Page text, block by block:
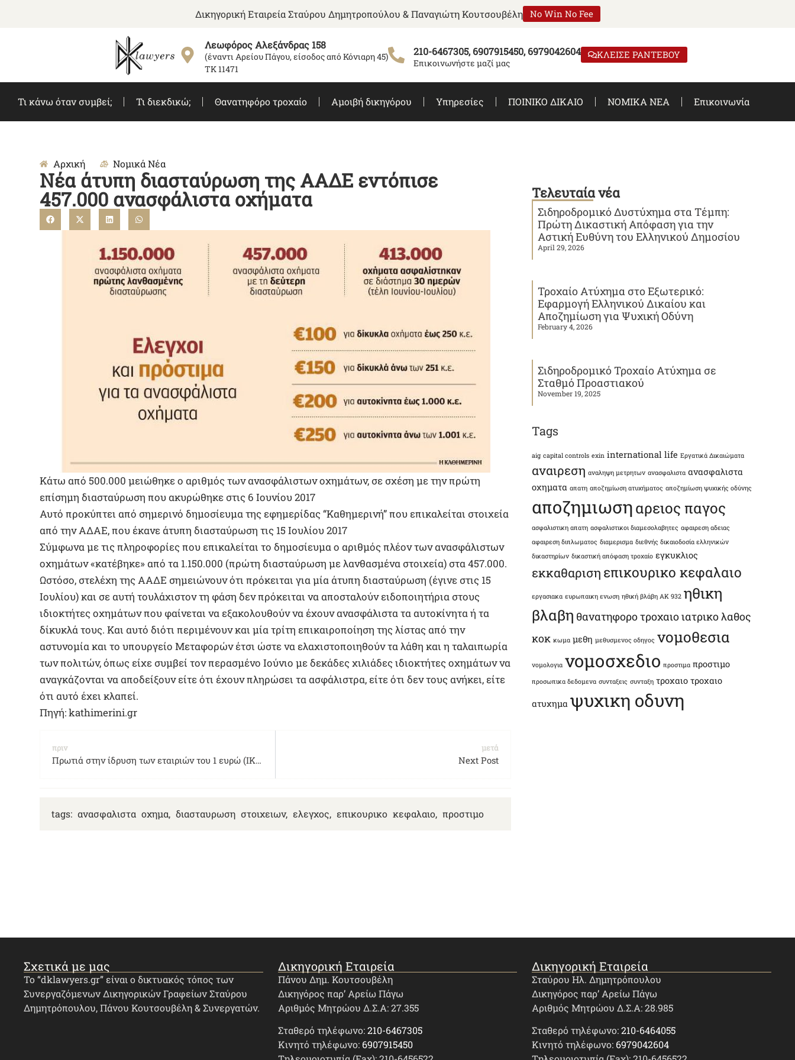
Δικηγορική Εταιρεία Σταύρου Δημητροπούλου & Παναγιώτη Κουτσουβέλη No Win No Fee
Λεωφόρος Αλεξάνδρας 158
(έναντι Αρείου Πάγου, είσοδος από Κόνιαρη 45)
ΤΚ 11471
210-6467305, 6907915450, 6979042604
Επικοινωνήστε μαζί μας
ΚΛΕΙΣΕ ΡΑΝΤΕΒΟΥ
Τι κάνω όταν συμβεί; Τι διεκδικώ; Θανατηφόρο τροχαίο Αμοιβή δικηγόρου Υπηρεσίες ΠΟΙΝΙΚΟ ΔΙΚΑΙΟ ΝΟΜΙΚΑ ΝΕΑ Επικοινωνία
Αρχική Νομικά Νέα
Νέα άτυπη διασταύρωση της ΑΑΔΕ εντόπισε
457.000 ανασφάλιστα οχήματα
Κάτω από 500.000 μειώθηκε ο αριθμός των ανασφάλιστων οχημάτων, σε σχέση με την πρώτη
επίσημη διασταύρωση που ακυρώθηκε στις 6 Ιουνίου 2017
Αυτό προκύπτει από σημερινό δημοσίευμα της εφημερίδας “Καθημερινή” που επικαλείται στοιχεία
από την ΑΔΑΕ, που έκανε άτυπη διασταύρωση τις 15 Ιουλίου 2017
Σύμφωνα με τις πληροφορίες που επικαλείται το δημοσίευμα ο αριθμός πλέον των ανασφάλιστων
οχημάτων «κατέβηκε» από τα 1.150.000 (πρώτη διασταύρωση με λανθασμένα στοιχεία) στα 457.000.
Ωστόσο, στελέχη της ΑΑΔΕ σημειώνουν ότι πρόκειται για μία άτυπη διασταύρωση (έγινε στις 15
Ιουλίου) και σε αυτή τουλάχιστον τη φάση δεν πρόκειται να αποσταλούν ειδοποιητήρια στους
ιδιοκτήτες οχημάτων που φαίνεται να εξακολουθούν να έχουν ανασφάλιστα τα αυτοκίνητα ή τα
δίκυκλά τους. Και αυτό διότι περιμένουν και μία τρίτη επικαιροποίηση της λίστας από την
αστυνομία και το υπουργείο Μεταφορών έτσι ώστε να ελαχιστοποιηθούν τα λάθη και η ταλαιπωρία
των πολιτών, όπως είχε συμβεί τον περασμένο Ιούνιο με δεκάδες χιλιάδες ιδιοκτήτες οχημάτων να
αναγκάζονται να αποδείξουν είτε ότι έχουν πληρώσει τα ασφάλιστρα, είτε ότι δεν τους ανήκει, είτε
ότι αυτό έχει κλαπεί.
Πηγή: kathimerini.gr
πριν
Πρωτιά στην ίδρυση των εταιριών του 1 ευρώ (ΙΚΕ) από τους ασφαλιστικούς διαμεσολαβητές
μετά
Next Post
tags:ανασφαλιστα οχημα,διασταυρωση στοιχειων,ελεγχος,επικουρικο κεφαλαιο,προστιμο
Τελευταία νέα
Σιδηροδρομικό Δυστύχημα στα Τέμπη:
Πρώτη Δικαστική Απόφαση για την
Αστική Ευθύνη του Ελληνικού Δημοσίου
April 29, 2026
Τροχαίο Ατύχημα στο Εξωτερικό:
Εφαρμογή Ελληνικού Δικαίου και
Αποζημίωση για Ψυχική Οδύνη
February 4, 2026
Σιδηροδρομικό Τροχαίο Ατύχημα σε
Σταθμό Προαστιακού
November 19, 2025
Tags
aig capital controls exin international life Εργατικά Δικαιώματα
αναιρεση αναληψη μετρητων ανασφαλιστα ανασφαλιστα
οχηματα απατη αποζημίωση ατυχήματος αποζημίωση ψυχικής οδύνης
αποζημιωσηαρειος παγος
ασφαλιστικη απατη ασφαλιστικοι διαμεσολαβητες αφαιρεση αδειας
αφαιρεση διπλωματος διαμερισμα διεθνής δικαιοδοσία ελληνικών
δικαστηρίων δικαστική απόφαση τροχαίο εγκυκλιος
εκκαθαριση επικουρικο κεφαλαιο
εργασιακα ευρωπαικη ενωση ηθική βλάβη ΑΚ 932 ηθικη
βλαβη θανατηφορο τροχαιοιατρικο λαθος
κοκ κωμα μεθη μεθυσμενος οδηγος νομοθεσια
νομολογια νομοσχεδιο προστιμα προστιμο
προσωπικα δεδομενα συνταξεις συνταξη τροχαιο τροχαιο
ατυχημα ψυχικη οδυνη
Σχετικά με μας
Το “dklawyers.gr” είναι ο δικτυακός τόπος των
Συνεργαζόμενων Δικηγορικών Γραφείων Σταύρου
Δημητρόπουλου, Πάνου Κουτσουβέλη & Συνεργατών.
Δικηγορική Εταιρεία
Πάνου Δημ. Κουτσουβέλη
Δικηγόρος παρ’ Αρείω Πάγω
Αριθμός Μητρώου Δ.Σ.Α: 27.355
Σταθερό τηλέφωνο:210-6467305
Κινητό τηλέφωνο: 6907915450
Δικηγορική Εταιρεία
Σταύρου Ηλ. Δημητρόπουλου
Δικηγόρος παρ’ Αρείω Πάγω
Αριθμός Μητρώου Δ.Σ.Α: 28.985
Σταθερό τηλέφωνο:210-6464055
Κινητό τηλέφωνο: 6979042604